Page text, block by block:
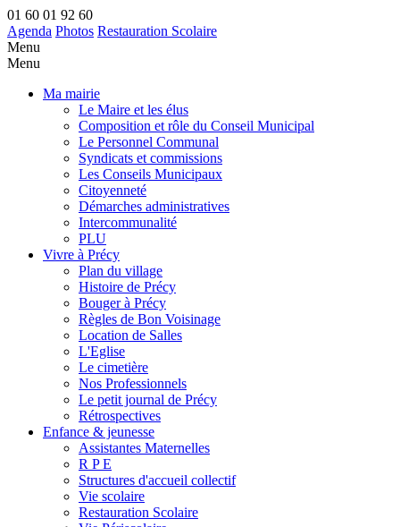
01 60 01 92 60
Agenda Photos Restauration Scolaire
Menu
Menu
Ma mairie
Le Maire et les élus
Composition et rôle du Conseil Municipal
Le Personnel Communal
Syndicats et commissions
Les Conseils Municipaux
Citoyenneté
Démarches administratives
Intercommunalité
PLU
Vivre à Précy
Plan du village
Histoire de Précy
Bouger à Précy
Règles de Bon Voisinage
Location de Salles
L'Eglise
Le cimetière
Nos Professionnels
Le petit journal de Précy
Rétrospectives
Enfance & jeunesse
Assistantes Maternelles
R P E
Structures d'accueil collectif
Vie scolaire
Restauration Scolaire